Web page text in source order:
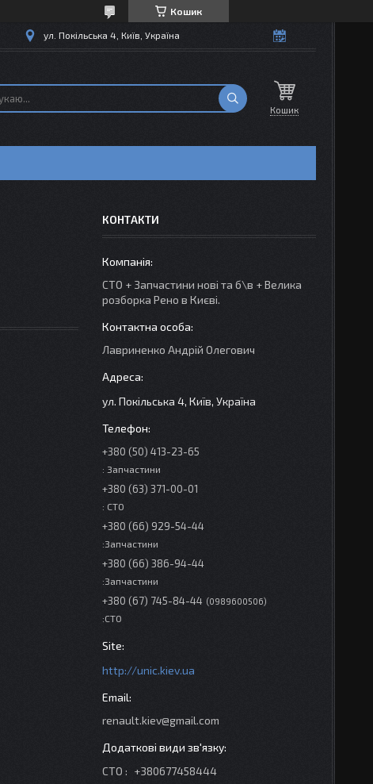
Кошик
ул. Покільська 4, Київ, Україна
Кошик
КОНТАКТИ
СТО + Запчастини нові та б\в + Велика
розборка Рено в Києві.
Лавриненко Андрій Олегович
ул. Покільська 4, Київ, Україна
+380 (50) 413-23-65
: Запчастини
+380 (63) 371-00-01
: СТО
+380 (66) 929-54-44
:Запчастини
+380 (66) 386-94-44
:Запчастини
+380 (67) 745-84-44 0989600506
:СТО
http://unic.kiev.ua
renault.kiev@gmail.com
СТО
+380677458444